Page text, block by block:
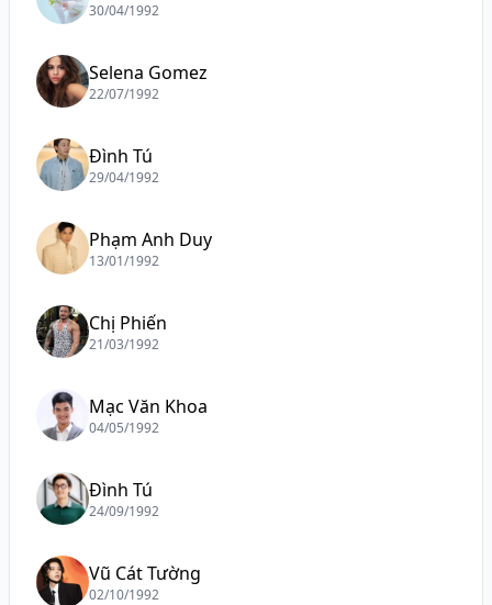
30/04/1992
Selena Gomez
22/07/1992
Đình Tú
29/04/1992
Phạm Anh Duy
13/01/1992
Chị Phiến
21/03/1992
Mạc Văn Khoa
04/05/1992
Đình Tú
24/09/1992
Vũ Cát Tường
02/10/1992